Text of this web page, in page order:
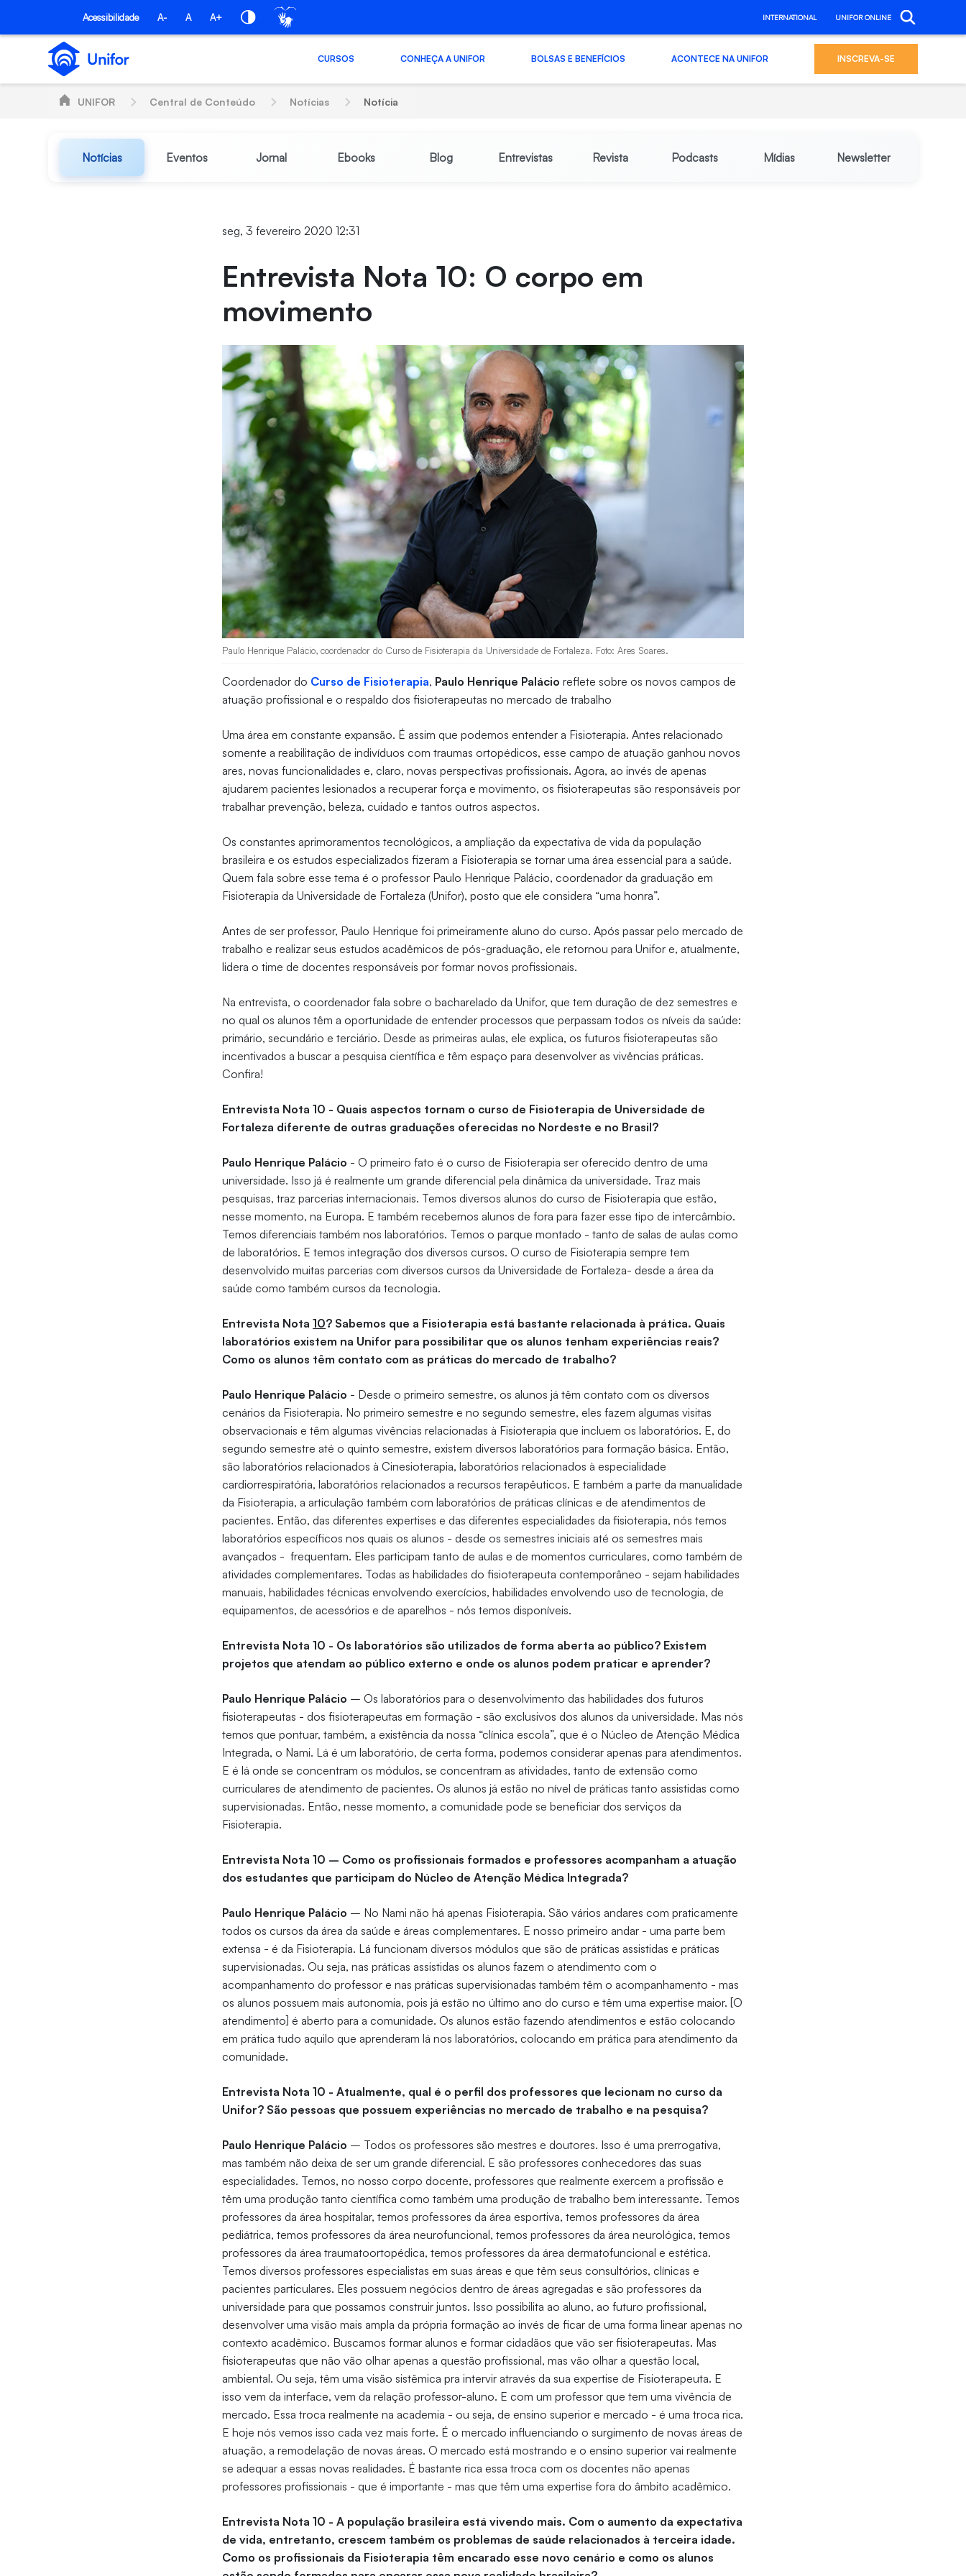
Pular para o Conteúdo principal
Acessibilidade A- A A+ INTERNATIONAL UNIFOR ONLINE
CURSOS CONHEÇA A UNIFOR BOLSAS E BENEFÍCIOS ACONTECE NA UNIFOR INSCREVA-SE
UNIFOR Central de Conteúdo Notícias Notícia
Notícias Eventos Jornal Ebooks Blog Entrevistas Revista Podcasts Mídias Newsletter
seg, 3 fevereiro 2020 12:31
Entrevista Nota 10: O corpo em
movimento
Paulo Henrique Palácio, coordenador do Curso de Fisioterapia da Universidade de Fortaleza. Foto: Ares Soares.
Coordenador do Curso de Fisioterapia, Paulo Henrique Palácio reflete sobre os novos campos de
atuação profissional e o respaldo dos fisioterapeutas no mercado de trabalho
Uma área em constante expansão. É assim que podemos entender a Fisioterapia. Antes relacionado
somente a reabilitação de indivíduos com traumas ortopédicos, esse campo de atuação ganhou novos
ares, novas funcionalidades e, claro, novas perspectivas profissionais. Agora, ao invés de apenas
ajudarem pacientes lesionados a recuperar força e movimento, os fisioterapeutas são responsáveis por
trabalhar prevenção, beleza, cuidado e tantos outros aspectos.
Os constantes aprimoramentos tecnológicos, a ampliação da expectativa de vida da população
brasileira e os estudos especializados fizeram a Fisioterapia se tornar uma área essencial para a saúde.
Quem fala sobre esse tema é o professor Paulo Henrique Palácio, coordenador da graduação em
Fisioterapia da Universidade de Fortaleza (Unifor), posto que ele considera “uma honra”.
Antes de ser professor, Paulo Henrique foi primeiramente aluno do curso. Após passar pelo mercado de
trabalho e realizar seus estudos acadêmicos de pós-graduação, ele retornou para Unifor e, atualmente,
lidera o time de docentes responsáveis por formar novos profissionais.
Na entrevista, o coordenador fala sobre o bacharelado da Unifor, que tem duração de dez semestres e
no qual os alunos têm a oportunidade de entender processos que perpassam todos os níveis da saúde:
primário, secundário e terciário. Desde as primeiras aulas, ele explica, os futuros fisioterapeutas são
incentivados a buscar a pesquisa científica e têm espaço para desenvolver as vivências práticas.
Confira!
Entrevista Nota 10 - Quais aspectos tornam o curso de Fisioterapia de Universidade de
Fortaleza diferente de outras graduações oferecidas no Nordeste e no Brasil?
Paulo Henrique Palácio - O primeiro fato é o curso de Fisioterapia ser oferecido dentro de uma
universidade. Isso já é realmente um grande diferencial pela dinâmica da universidade. Traz mais
pesquisas, traz parcerias internacionais. Temos diversos alunos do curso de Fisioterapia que estão,
nesse momento, na Europa. E também recebemos alunos de fora para fazer esse tipo de intercâmbio.
Temos diferenciais também nos laboratórios. Temos o parque montado - tanto de salas de aulas como
de laboratórios. E temos integração dos diversos cursos. O curso de Fisioterapia sempre tem
desenvolvido muitas parcerias com diversos cursos da Universidade de Fortaleza- desde a área da
saúde como também cursos da tecnologia.
Entrevista Nota10? Sabemos que a Fisioterapia está bastante relacionada à prática. Quais
laboratórios existem na Unifor para possibilitar que os alunos tenham experiências reais?
Como os alunos têm contato com as práticas do mercado de trabalho?
Paulo Henrique Palácio - Desde o primeiro semestre, os alunos já têm contato com os diversos
cenários da Fisioterapia. No primeiro semestre e no segundo semestre, eles fazem algumas visitas
observacionais e têm algumas vivências relacionadas à Fisioterapia que incluem os laboratórios. E, do
segundo semestre até o quinto semestre, existem diversos laboratórios para formação básica. Então,
são laboratórios relacionados à Cinesioterapia, laboratórios relacionados à especialidade
cardiorrespiratória, laboratórios relacionados a recursos terapêuticos. E também a parte da manualidade
da Fisioterapia, a articulação também com laboratórios de práticas clínicas e de atendimentos de
pacientes. Então, das diferentes expertises e das diferentes especialidades da fisioterapia, nós temos
laboratórios específicos nos quais os alunos - desde os semestres iniciais até os semestres mais
avançados - frequentam. Eles participam tanto de aulas e de momentos curriculares, como também de
atividades complementares. Todas as habilidades do fisioterapeuta contemporâneo - sejam habilidades
manuais, habilidades técnicas envolvendo exercícios, habilidades envolvendo uso de tecnologia, de
equipamentos, de acessórios e de aparelhos - nós temos disponíveis.
Entrevista Nota 10 - Os laboratórios são utilizados de forma aberta ao público? Existem
projetos que atendam ao público externo e onde os alunos podem praticar e aprender?
Paulo Henrique Palácio – Os laboratórios para o desenvolvimento das habilidades dos futuros
fisioterapeutas - dos fisioterapeutas em formação - são exclusivos dos alunos da universidade. Mas nós
temos que pontuar, também, a existência da nossa “clínica escola”, que é o Núcleo de Atenção Médica
Integrada, o Nami. Lá é um laboratório, de certa forma, podemos considerar apenas para atendimentos.
E é lá onde se concentram os módulos, se concentram as atividades, tanto de extensão como
curriculares de atendimento de pacientes. Os alunos já estão no nível de práticas tanto assistidas como
supervisionadas. Então, nesse momento, a comunidade pode se beneficiar dos serviços da
Fisioterapia.
Entrevista Nota 10 – Como os profissionais formados e professores acompanham a atuação
dos estudantes que participam do Núcleo de Atenção Médica Integrada?
Paulo Henrique Palácio – No Nami não há apenas Fisioterapia. São vários andares com praticamente
todos os cursos da área da saúde e áreas complementares. E nosso primeiro andar - uma parte bem
extensa - é da Fisioterapia. Lá funcionam diversos módulos que são de práticas assistidas e práticas
supervisionadas. Ou seja, nas práticas assistidas os alunos fazem o atendimento com o
acompanhamento do professor e nas práticas supervisionadas também têm o acompanhamento - mas
os alunos possuem mais autonomia, pois já estão no último ano do curso e têm uma expertise maior. [O
atendimento] é aberto para a comunidade. Os alunos estão fazendo atendimentos e estão colocando
em prática tudo aquilo que aprenderam lá nos laboratórios, colocando em prática para atendimento da
comunidade.
Entrevista Nota 10 - Atualmente, qual é o perfil dos professores que lecionam no curso da
Unifor? São pessoas que possuem experiências no mercado de trabalho e na pesquisa?
Paulo Henrique Palácio – Todos os professores são mestres e doutores. Isso é uma prerrogativa,
mas também não deixa de ser um grande diferencial. E são professores conhecedores das suas
especialidades. Temos, no nosso corpo docente, professores que realmente exercem a profissão e
têm uma produção tanto científica como também uma produção de trabalho bem interessante. Temos
professores da área hospitalar, temos professores da área esportiva, temos professores da área
pediátrica, temos professores da área neurofuncional, temos professores da área neurológica, temos
professores da área traumatoortopédica, temos professores da área dermatofuncional e estética.
Temos diversos professores especialistas em suas áreas e que têm seus consultórios, clínicas e
pacientes particulares. Eles possuem negócios dentro de áreas agregadas e são professores da
universidade para que possamos construir juntos. Isso possibilita ao aluno, ao futuro profissional,
desenvolver uma visão mais ampla da própria formação ao invés de ficar de uma forma linear apenas no
contexto acadêmico. Buscamos formar alunos e formar cidadãos que vão ser fisioterapeutas. Mas
fisioterapeutas que não vão olhar apenas a questão profissional, mas vão olhar a questão local,
ambiental. Ou seja, têm uma visão sistêmica pra intervir através da sua expertise de Fisioterapeuta. E
isso vem da interface, vem da relação professor-aluno. E com um professor que tem uma vivência de
mercado. Essa troca realmente na academia - ou seja, de ensino superior e mercado - é uma troca rica.
E hoje nós vemos isso cada vez mais forte. É o mercado influenciando o surgimento de novas áreas de
atuação, a remodelação de novas áreas. O mercado está mostrando e o ensino superior vai realmente
se adequar a essas novas realidades. É bastante rica essa troca com os docentes não apenas
professores profissionais - que é importante - mas que têm uma expertise fora do âmbito acadêmico.
Entrevista Nota 10 - A população brasileira está vivendo mais. Com o aumento da expectativa
de vida, entretanto, crescem também os problemas de saúde relacionados à terceira idade.
Como os profissionais da Fisioterapia têm encarado esse novo cenário e como os alunos